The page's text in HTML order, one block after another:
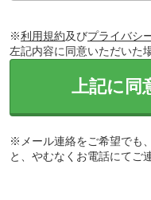
※利用規約及びプライバシ
左記内容に同意いただいた
上記に同
※メール連絡をご希望でも
と、やむなくお電話にてご